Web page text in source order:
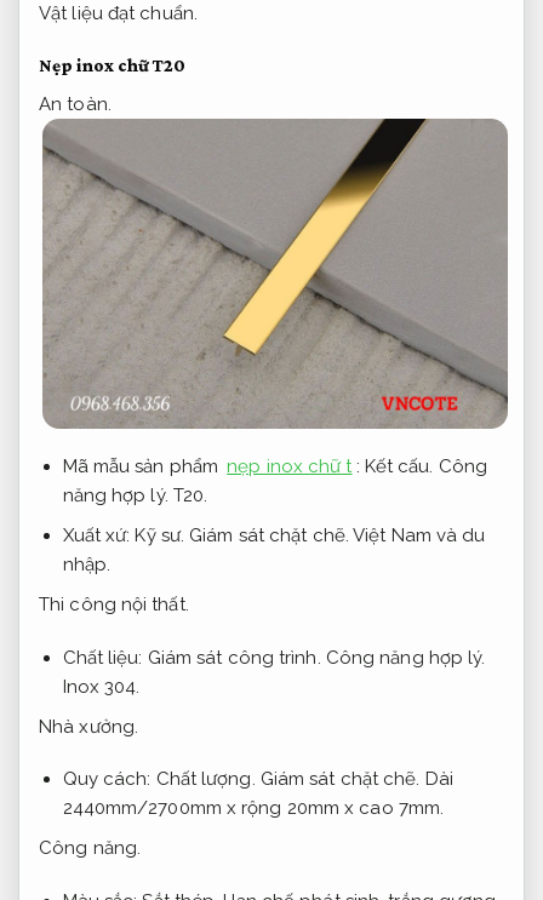
Vật liệu đạt chuẩn.
Nẹp inox chữ T20
An toàn.
Mã mẫu sản phẩm nẹp inox chữ t : Kết cấu. Công
năng hợp lý. T20.
Xuất xứ:Kỹ sư. Giám sát chặt chẽ. Việt Nam và du
nhập.
Thi công nội thất.
Chất liệu: Giám sát công trình. Công năng hợp lý.
Inox 304.
Nhà xưởng.
Quy cách: Chất lượng. Giám sát chặt chẽ. Dài
2440mm/2700mm x rộng 20mm x cao 7mm.
Công năng.